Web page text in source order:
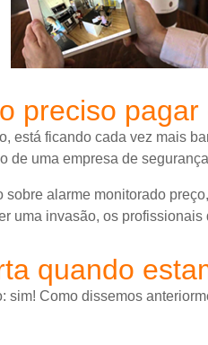
preciso
está ficando cada vez mais
de uma empresa de
alarme monitorado
uma invasão, os
quando
sim! Como dissemos